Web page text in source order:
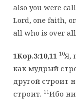
also you were
Lord, one faith,
all who is over
1Кор.3:10,11 10Я,
как мудрый
другой строит
строит. 11Ибо